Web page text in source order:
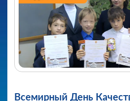
Всемирный День